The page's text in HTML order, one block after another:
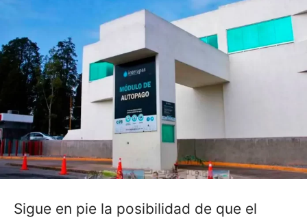
Sigue en pie la posibilidad de que el